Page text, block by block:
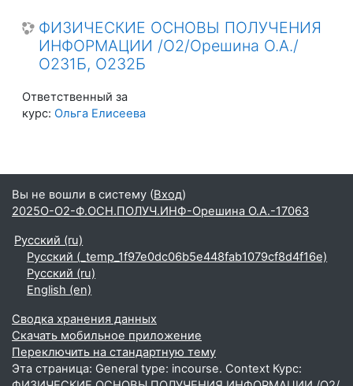
ФИЗИЧЕСКИЕ ОСНОВЫ ПОЛУЧЕНИЯ
ИНФОРМАЦИИ /О2/Орешина О.А./
О231Б, О232Б
Ответственный за
курс: Ольга Елисеева
Вы не вошли в систему (Вход)
2025О-О2-Ф.ОСН.ПОЛУЧ.ИНФ-Орешина О.А.-17063
Русский ‎(ru)‎
Русский ‎(_temp_1f97e0dc06b5e448fab1079cf8d4f16e)‎
Русский ‎(ru)‎
English ‎(en)‎
Сводка хранения данных
Скачать мобильное приложение
Переключить на стандартную тему
Эта страница: General type: incourse. Context Курс: